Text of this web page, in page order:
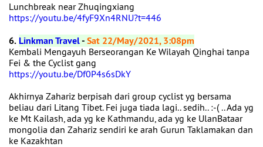
Lunchbreak near Zhuqingxiang
https://youtu.be/4fyF9Xn4RNU?t=446
6. Linkman Travel-Sat 22/May/2021, 3:08pm
Kembali Mengayuh Berseorangan Ke Wilayah Qinghai tanpa
Fei & the Cyclist gang
https://youtu.be/Df0P4s6sDkY
Akhirnya Zahariz berpisah dari group cyclist yg bersama
beliau dari Litang Tibet. Fei juga tiada lagi.. sedih.. :-( .. Ada yg
ke Mt Kailash, ada yg ke Kathmandu, ada yg ke UlanBataar
mongolia dan Zahariz sendiri ke arah Gurun Taklamakan dan
ke Kazakhtan